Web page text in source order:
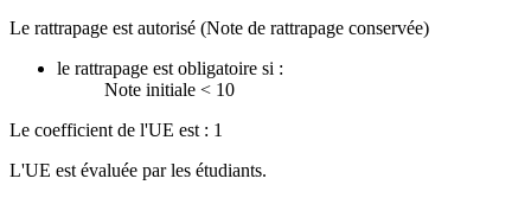
Le rattrapage est autorisé (Note de rattrapage conservée)
le rattrapage est obligatoire si :
Note initiale < 10
Le coefficient de l'UE est : 1
L'UE est évaluée par les étudiants.